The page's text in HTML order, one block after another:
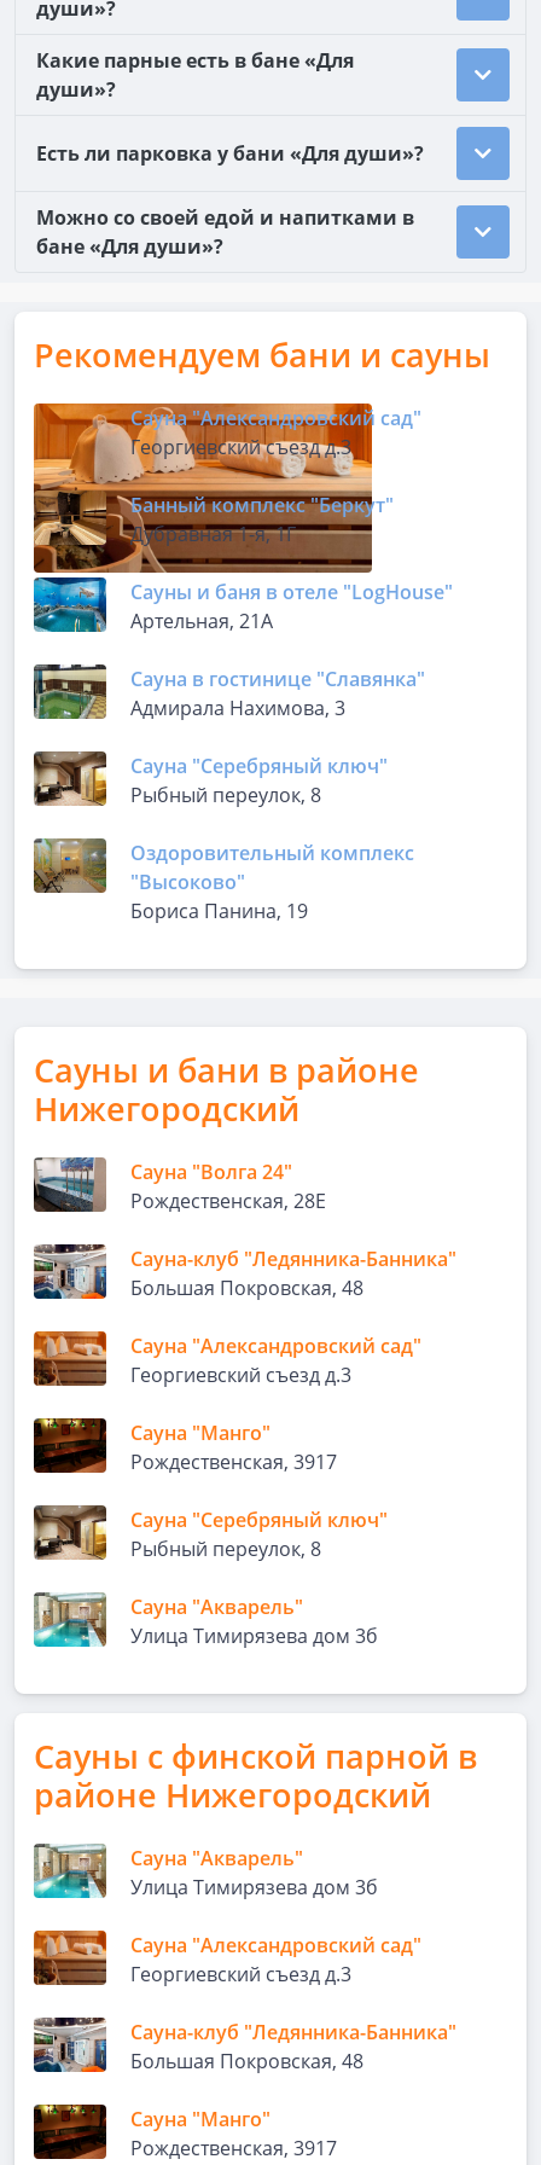
души»?
Какие парные есть в бане «Для
души»?
Есть ли парковка у бани «Для души»?
Можно со своей едой и напитками в
бане «Для души»?
Рекомендуем бани и сауны
Сауна "Александровский сад"
Георгиевский съезд д.3
Банный комплекс "Беркут"
Дубравная 1-я, 1Г
Сауны и баня в отеле "LogHousе"
Артельная, 21А
Сауна в гостинице "Славянка"
Адмирала Нахимова, 3
Сауна "Серебряный ключ"
Рыбный переулок, 8
Оздоровительный комплекс
"Высоково"
Бориса Панина, 19
Сауны и бани в районе
Нижегородский
Сауна "Волга 24"
Рождественская, 28Е
Сауна-клуб "Ледянника-Банника"
Большая Покровская, 48
Сауна "Александровский сад"
Георгиевский съезд д.3
Сауна "Манго"
Рождественская, 3917
Сауна "Серебряный ключ"
Рыбный переулок, 8
Сауна "Акварель"
Улица Тимирязева дом 3б
Сауны с финской парной в
районе Нижегородский
Сауна "Акварель"
Улица Тимирязева дом 3б
Сауна "Александровский сад"
Георгиевский съезд д.3
Сауна-клуб "Ледянника-Банника"
Большая Покровская, 48
Сауна "Манго"
Рождественская, 3917